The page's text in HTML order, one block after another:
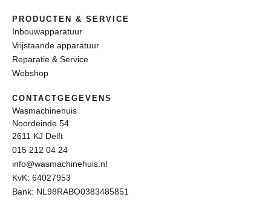
PRODUCTEN & SERVICE
Inbouwapparatuur
Vrijstaande apparatuur
Reparatie & Service
Webshop
CONTACTGEGEVENS
Wasmachinehuis
Noordeinde 54
2611 KJ Delft
015 212 04 24
info@wasmachinehuis.nl
KvK: 64027953
Bank: NL98RABO0383485851